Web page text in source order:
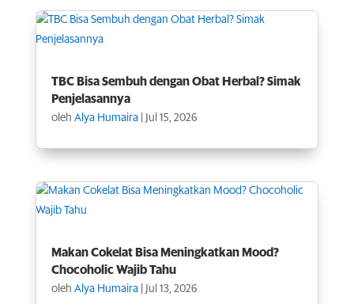
TBC Bisa Sembuh dengan Obat Herbal? Simak
Penjelasannya
oleh Alya Humaira| Jul 15, 2026
Makan Cokelat Bisa Meningkatkan Mood?
Chocoholic Wajib Tahu
oleh Alya Humaira| Jul 13, 2026